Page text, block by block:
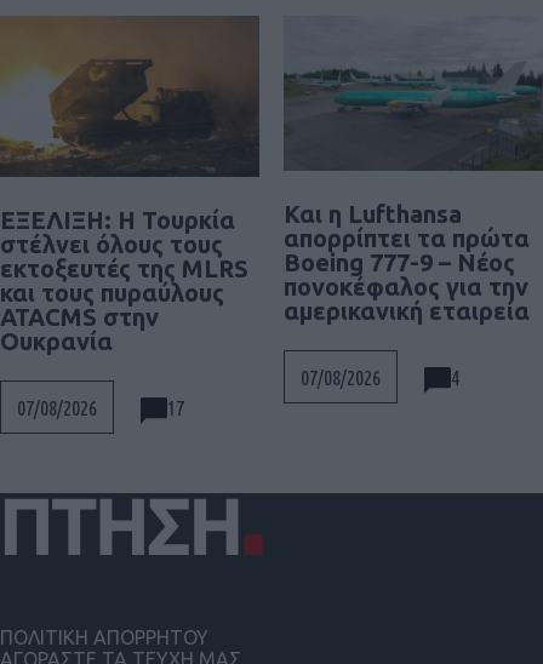
ΕΞΕΛΙΞΗ: H Τουρκία
στέλνει όλους τους
εκτοξευτές της MLRS
και τους πυραύλους
ATACMS στην
Ουκρανία
07/08/2026 17
Και η Lufthansa
απορρίπτει τα πρώτα
Boeing 777-9 – Νέος
πονοκέφαλος για την
αμερικανική εταιρεία
07/08/2026 4
ΠΟΛΙΤΙΚΗ ΑΠΟΡΡΗΤΟΥ
ΑΓΟΡΑΣΤΕ ΤΑ ΤΕΥΧΗ ΜΑΣ